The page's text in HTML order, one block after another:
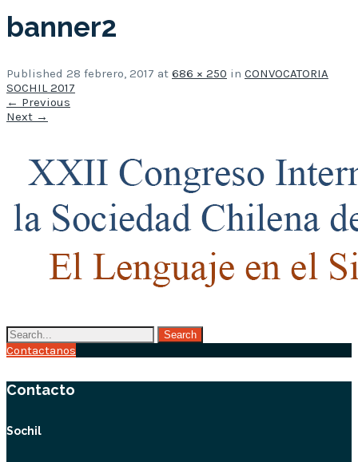
banner2
Published 28 febrero, 2017 at 686 × 250 in CONVOCATORIA
SOCHIL 2017
← Previous
Next →
Contactanos
Contacto
Sochil